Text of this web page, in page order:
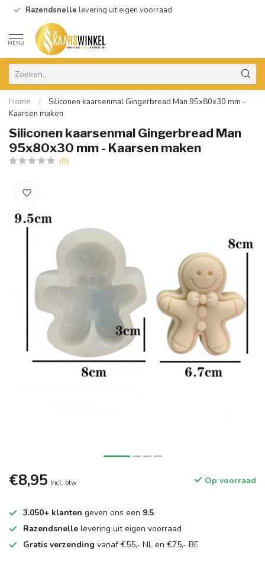
Razendsnelle levering uit eigen voorraad
MENU
Home /
Siliconen kaarsenmal Gingerbread Man 95x80x30 mm -
Kaarsen maken
Siliconen kaarsenmal Gingerbread Man
95x80x30 mm - Kaarsen maken
(0)
€8,95 Incl. btw Op voorraad
3.050+ klanten geven ons een 9.5
Razendsnelle levering uit eigen voorraad
Gratis verzending vanaf €55,- NL en €75,- BE